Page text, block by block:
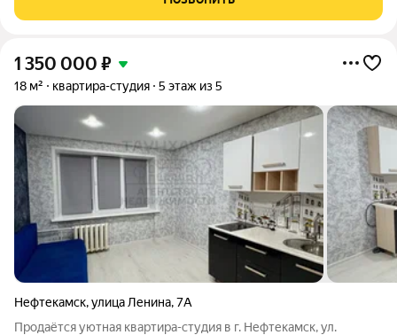
микрорайон Инорс, Центр
1 350 000 ₽
18 м² квартира-студия 5 этаж из 5
Нефтекамск,улица Ленина,7А
Продаётся уютная квартира-студия в г. Нефтекамск, ул.